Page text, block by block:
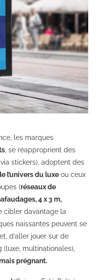
les marques
, se réapproprient des
stickers), adoptent des
l’univers du luxe ou ceux
(réseaux de
4 x 3 m,
cibler davantage la
naissantes peuvent se
d’aller jouer sur de
multinationales),
prégnant.